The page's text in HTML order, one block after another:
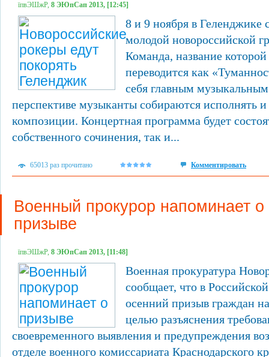
їпвЭШжР, 8 ЭЮпСап 2013, [12:45]
8 и 9 ноября в Геленджике
молодой новороссийской
Команда, название которой
переводится как
себя главным
перспективе музыканты собираются исполнять
композиции. Концертная программа будет
собственного сочинения, так и...
65013 раз прочитано Комментировать
Военный прокурор напоминает о
призыве
їпвЭШжР, 8 ЭЮпСап 2013, [11:48]
Военная прокуратура
сообщает, что в
осенний призыв граждан
целью разъяснения
своевременного выявления и предупреждения
отделе военного комиссариата Краснодарского